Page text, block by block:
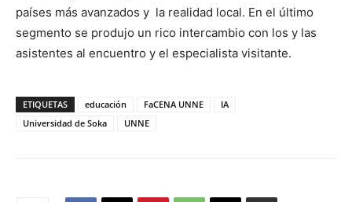
países más avanzados y la realidad local. En el último
segmento se produjo un rico intercambio con los y las
asistentes al encuentro y el especialista visitante.
ETIQUETAS educación FaCENA UNNE
IA
Universidad de Soka
UNNE